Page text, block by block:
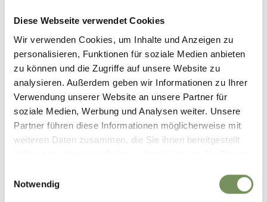
Diese Webseite verwendet Cookies
Wir verwenden Cookies, um Inhalte und Anzeigen zu
personalisieren, Funktionen für soziale Medien anbieten
zu können und die Zugriffe auf unsere Website zu
analysieren. Außerdem geben wir Informationen zu Ihrer
Verwendung unserer Website an unsere Partner für
soziale Medien, Werbung und Analysen weiter. Unsere
Partner führen diese Informationen möglicherweise mit
weiteren Daten zusammen, die Sie ihnen bereitgestellt
Notwendig
Öffnungszeiten September:10.09. - 27.09.
Mo Di Mi Do Fr Sa
10:00 - 18:00
Öffnungszeiten Ende Oktober - November: 28.09.
- 01.11.